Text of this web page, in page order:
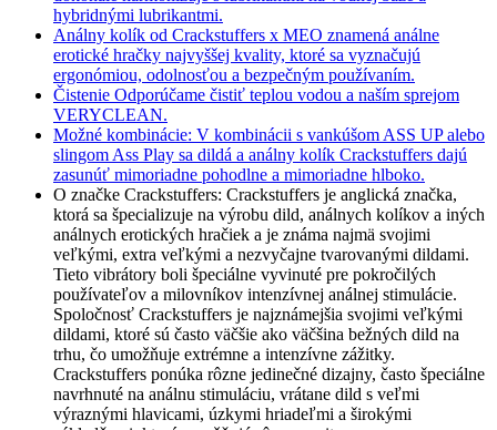
hybridnými lubrikantmi.
Análny kolík od Crackstuffers x MEO znamená análne
erotické hračky najvyššej kvality, ktoré sa vyznačujú
ergonómiou, odolnosťou a bezpečným používaním.
Čistenie Odporúčame čistiť teplou vodou a naším sprejom
VERYCLEAN.
Možné kombinácie: V kombinácii s vankúšom ASS UP alebo
slingom Ass Play sa dildá a análny kolík Crackstuffers dajú
zasunúť mimoriadne pohodlne a mimoriadne hlboko.
O značke Crackstuffers: Crackstuffers je anglická značka,
ktorá sa špecializuje na výrobu dild, análnych kolíkov a iných
análnych erotických hračiek a je známa najmä svojimi
veľkými, extra veľkými a nezvyčajne tvarovanými dildami.
Tieto vibrátory boli špeciálne vyvinuté pre pokročilých
používateľov a milovníkov intenzívnej análnej stimulácie.
Spoločnosť Crackstuffers je najznámejšia svojimi veľkými
dildami, ktoré sú často väčšie ako väčšina bežných dild na
trhu, čo umožňuje extrémne a intenzívne zážitky.
Crackstuffers ponúka rôzne jedinečné dizajny, často špeciálne
navrhnuté na análnu stimuláciu, vrátane dild s veľmi
výraznými hlavicami, úzkymi hriadeľmi a širokými